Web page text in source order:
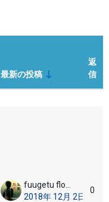
最新の投稿
返
信
2018年 12月 2日
0